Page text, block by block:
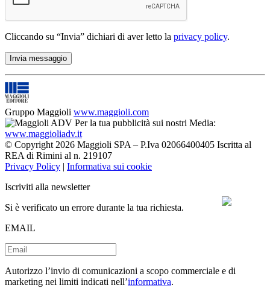
Cliccando su “Invia” dichiari di aver letto la privacy policy.
Gruppo Maggioli www.maggioli.com
Per la tua pubblicità sui nostri Media:
www.maggioliadv.it
© Copyright 2026 Maggioli SPA – P.Iva 02066400405 Iscritta al
REA di Rimini al n. 219107
Privacy Policy | Informativa sui cookie
Iscriviti alla newsletter
Si è verificato un errore durante la tua richiesta.
EMAIL
Autorizzo l’invio di comunicazioni a scopo commerciale e di
marketing nei limiti indicati nell’informativa.